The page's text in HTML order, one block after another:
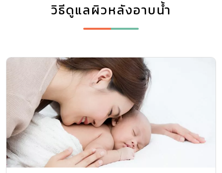
วิธีดูแลผิวหลังอาบน้ำ